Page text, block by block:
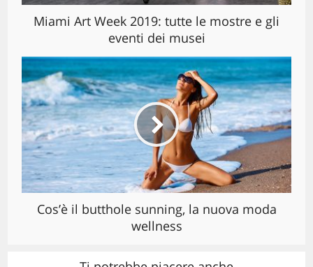
Miami Art Week 2019: tutte le mostre e gli
eventi dei musei
Cos’è il butthole sunning, la nuova moda
wellness